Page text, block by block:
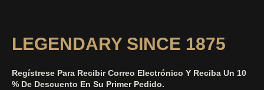
LEGENDARY SINCE 1875
Regístrese Para Recibir Correo Electrónico Y Reciba Un 10
% De Descuento En Su Primer Pedido.